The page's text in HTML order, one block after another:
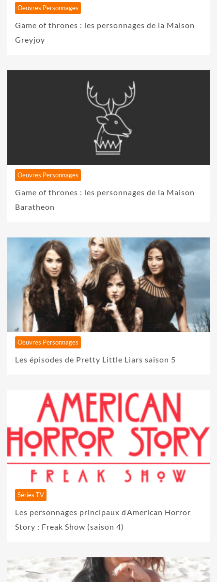
Oeuvres Personnages
Game of thrones : les personnages de la Maison
Greyjoy
Oeuvres Personnages
Game of thrones : les personnages de la Maison
Baratheon
Oeuvres Personnages
Les épisodes de Pretty Little Liars saison 5
Séries TV
Les personnages principaux dAmerican Horror
Story : Freak Show (saison 4)